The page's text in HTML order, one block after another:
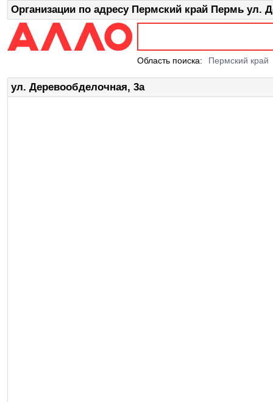
Организации по адресу Пермский край Пермь ул.
Область поиска: Пермский край
ул. Деревообделочная, 3а